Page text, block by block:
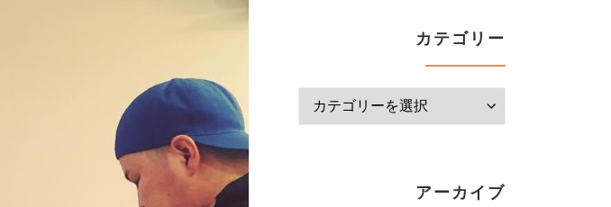
カテゴリー
アーカイブ